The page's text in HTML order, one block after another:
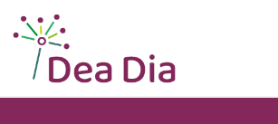
Dea Dia Delft
Netwerk vrouwelijke ondernemers Delft